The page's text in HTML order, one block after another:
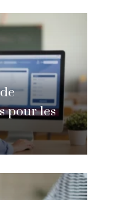
pour les